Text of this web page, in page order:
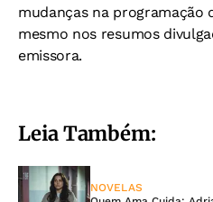
mudanças na programação
mesmo nos resumos
emissora.
Leia Também:
NOVELAS